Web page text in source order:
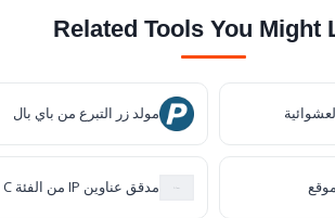
Related Tools You Might
مولد زر التبرع من باي بال
مدقق عناوين IP من الفئة C